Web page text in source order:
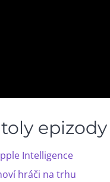
epizody
Intelligence
hráči na trhu